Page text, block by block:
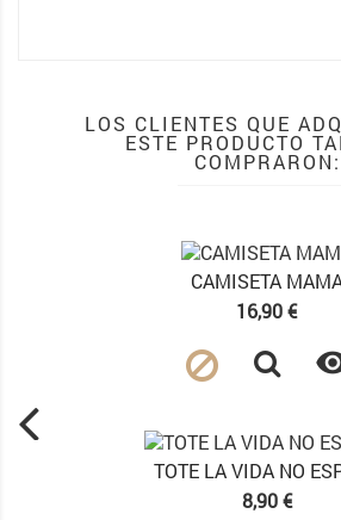
LOS CLIENTES QUE
ESTE PRODUCTO
COMPRARON:
CAMISETA
Precio
16,90 €
TOTE LA VIDA NO
Precio
8,90 €